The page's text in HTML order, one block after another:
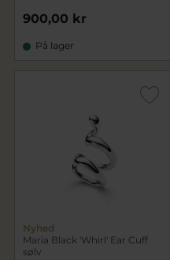
900,00 kr
På lager
Nyhed
Maria Black 'Whirl' Ear Cuff
sølv